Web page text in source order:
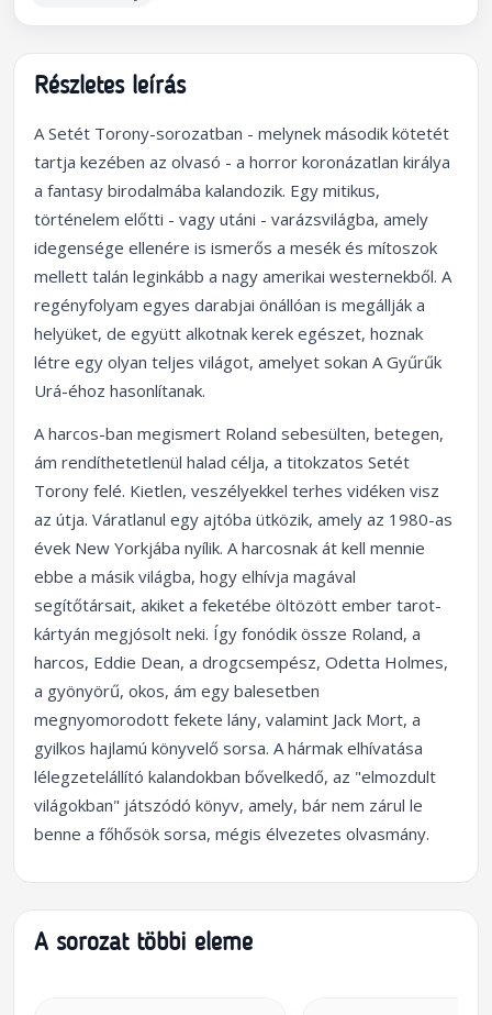
Részletes leírás
A Setét Torony-sorozatban - melynek második kötetét
tartja kezében az olvasó - a horror koronázatlan királya
a fantasy birodalmába kalandozik. Egy mitikus,
történelem előtti - vagy utáni - varázsvilágba, amely
idegensége ellenére is ismerős a mesék és mítoszok
mellett talán leginkább a nagy amerikai westernekből. A
regényfolyam egyes darabjai önállóan is megállják a
helyüket, de együtt alkotnak kerek egészet, hoznak
létre egy olyan teljes világot, amelyet sokan A Gyűrűk
Urá-éhoz hasonlítanak.
A harcos-ban megismert Roland sebesülten, betegen,
ám rendíthetetlenül halad célja, a titokzatos Setét
Torony felé. Kietlen, veszélyekkel terhes vidéken visz
az útja. Váratlanul egy ajtóba ütközik, amely az 1980-as
évek New Yorkjába nyílik. A harcosnak át kell mennie
ebbe a másik világba, hogy elhívja magával
segítőtársait, akiket a feketébe öltözött ember tarot-
kártyán megjósolt neki. Így fonódik össze Roland, a
harcos, Eddie Dean, a drogcsempész, Odetta Holmes,
a gyönyörű, okos, ám egy balesetben
megnyomorodott fekete lány, valamint Jack Mort, a
gyilkos hajlamú könyvelő sorsa. A hármak elhívatása
lélegzetelállító kalandokban bővelkedő, az "elmozdult
világokban" játszódó könyv, amely, bár nem zárul le
benne a főhősök sorsa, mégis élvezetes olvasmány.
A sorozat többi eleme